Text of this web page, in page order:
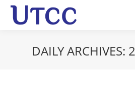
DAILY ARCHIVES: